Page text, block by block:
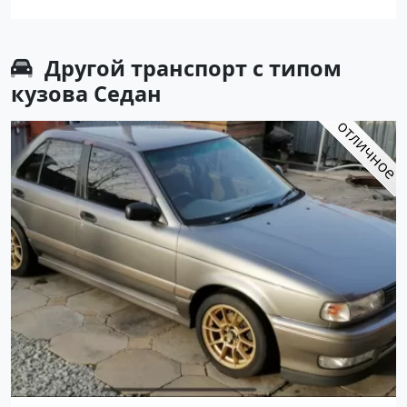
Другой транспорт с типом
кузова Седан